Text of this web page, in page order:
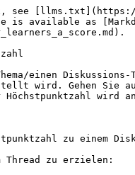
see
is available as
einen
wird. Gehen
wird
zu einem
Thread zu erzielen: